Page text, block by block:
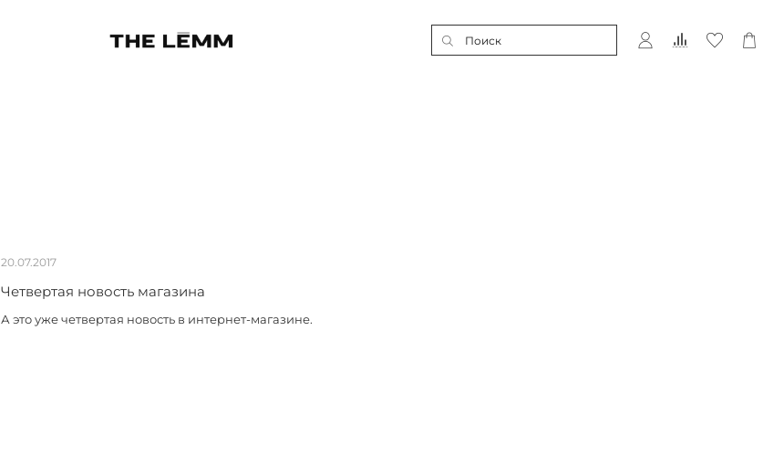
Четвертая новость магазина
А это уже четвертая новость в интернет-магазине.
20.07.2017